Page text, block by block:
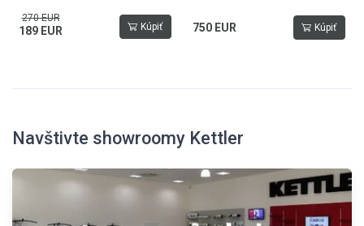
270 EUR
189 EUR Kúpiť 750 EUR Kúpiť
Navštivte showroomy Kettler